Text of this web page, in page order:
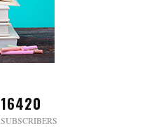
16420
SUBSCRIBERS